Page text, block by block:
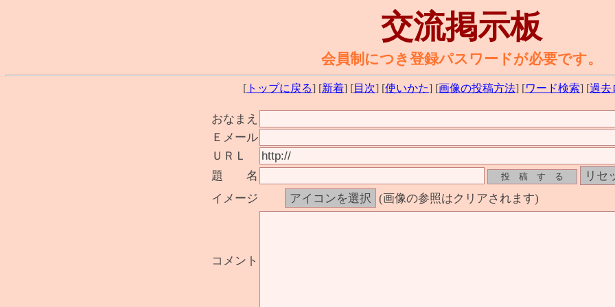
交流掲示板
会員制につき登録パスワードが必要です。
[ トップに戻る] [新着] [目次] [使いかた] [画像の投稿方法] [ワード検索] [過去
おなまえ
Ｅメール
ＵＲＬ
題 名
イメージ
(画像の参照はクリアされます)
コメント